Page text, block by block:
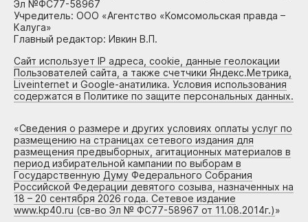
Эл №ФС77-58967
Учредитель: ООО «Агентство «Комсомольская правда –
Калуга»
Главный редактор: Ивкин В.П.
Сайт использует IP адреса, cookie, данные геолокации
Пользователей сайта, а также счетчики Яндекс.Метрика,
Liveinternet и Google-анатилика. Условия использования
содержатся в Политике по защите персональных данных.
«Сведения о размере и других условиях оплаты услуг по
размещению на страницах сетевого издания для
размещения предвыборных, агитационных материалов в
период избирательной кампании по выборам в
Государственную Думу Федерального Собрания
Российской Федерации девятого созыва, назначенных на
18 – 20 сентября 2026 года. Сетевое издание
www.kp40.ru (св-во Эл № ФС77-58967 от 11.08.2014г.)»